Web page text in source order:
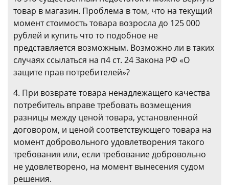
товар в магазин. Проблема в том, что на текущий
момент стоимость товара возросла до 125 000
рублей и купить что то подобное не
представляется возможным. Возможно ли в таких
случаях ссылаться на п4 ст. 24 Закона РФ «О
защите прав потребителей»?
4. При возврате товара ненадлежащего качества
потребитель вправе требовать возмещения
разницы между ценой товара, установленной
договором, и ценой соответствующего товара на
момент добровольного удовлетворения такого
требования или, если требование добровольно
не удовлетворено, на момент вынесения судом
решения.